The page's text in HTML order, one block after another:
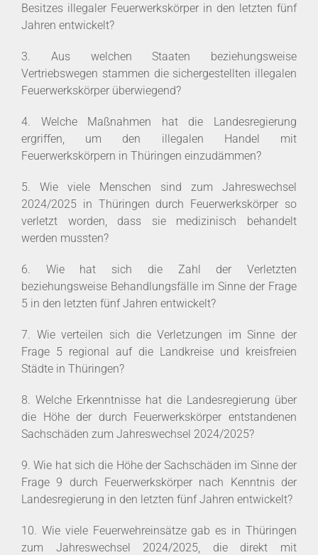
Besitzes illegaler Feuerwerkskörper in den letzten fünf
Jahren entwickelt?
3. Aus welchen Staaten beziehungsweise
Vertriebswegen stammen die sichergestellten illegalen
Feuerwerkskörper überwiegend?
4. Welche Maßnahmen hat die Landesregierung
ergriffen, um den illegalen Handel mit
Feuerwerkskörpern in Thüringen einzudämmen?
5. Wie viele Menschen sind zum Jahreswechsel
2024/2025 in Thüringen durch Feuerwerkskörper so
verletzt worden, dass sie medizinisch behandelt
werden mussten?
6. Wie hat sich die Zahl der Verletzten
beziehungsweise Behandlungsfälle im Sinne der Frage
5 in den letzten fünf Jahren entwickelt?
7. Wie verteilen sich die Verletzungen im Sinne der
Frage 5 regional auf die Landkreise und kreisfreien
Städte in Thüringen?
8. Welche Erkenntnisse hat die Landesregierung über
die Höhe der durch Feuerwerkskörper entstandenen
Sachschäden zum Jahreswechsel 2024/2025?
9. Wie hat sich die Höhe der Sachschäden im Sinne der
Frage 9 durch Feuerwerkskörper nach Kenntnis der
Landesregierung in den letzten fünf Jahren entwickelt?
10. Wie viele Feuerwehreinsätze gab es in Thüringen
zum Jahreswechsel 2024/2025, die direkt mit